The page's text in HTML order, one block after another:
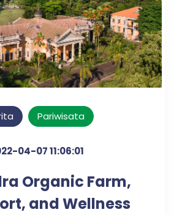
Pariwisata
04-07 11:06:01
Organic Farm,
and Wellness